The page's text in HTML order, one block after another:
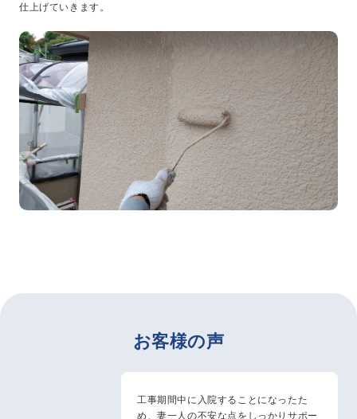
仕上げていきます。
お客様の声
工事期間中に入院することになったた
め、妻一人の不安な点をしっかりサポー